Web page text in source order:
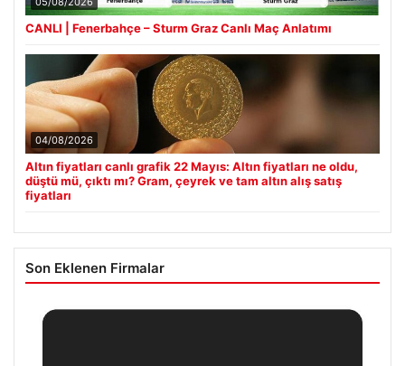
CANLI | Fenerbahçe – Sturm Graz Canlı Maç Anlatımı
04/08/2026
Altın fiyatları canlı grafik 22 Mayıs: Altın fiyatları ne oldu,
düştü mü, çıktı mı? Gram, çeyrek ve tam altın alış satış
fiyatları
Son Eklenen Firmalar